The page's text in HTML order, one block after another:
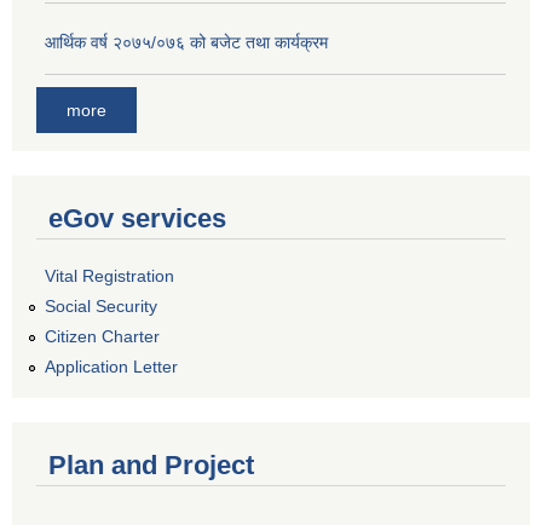
आर्थिक वर्ष २०७५/०७६ को बजेट तथा कार्यक्रम
more
eGov services
Vital Registration
Social Security
Citizen Charter
Application Letter
Plan and Project